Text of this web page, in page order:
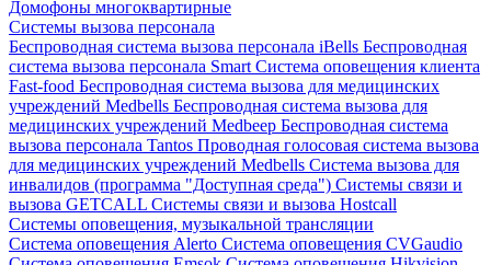
Домофоны многоквартирные
Системы вызова персонала
Беспроводная система вызова персонала iBells Беспроводная
система вызова персонала Smart Система оповещения клиента
Fast-food Беспроводная система вызова для медицинских
учреждений Medbells Беспроводная система вызова для
медицинских учреждений Medbeep Беспроводная система
вызова персонала Tantos Проводная голосовая система вызова
для медицинских учреждений Medbells Система вызова для
инвалидов (программа "Доступная среда") Системы связи и
вызова GETCALL Системы связи и вызова Hostcall
Системы оповещения, музыкальной трансляции
Система оповещения Alerto Система оповещения CVGaudio